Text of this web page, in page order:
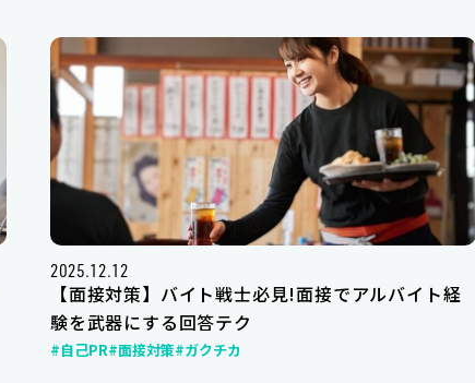
2025.12.12
【面接対策】バイト戦士必見!面接でアルバイト経
験を武器にする回答テク
#自己PR#面接対策#ガクチカ